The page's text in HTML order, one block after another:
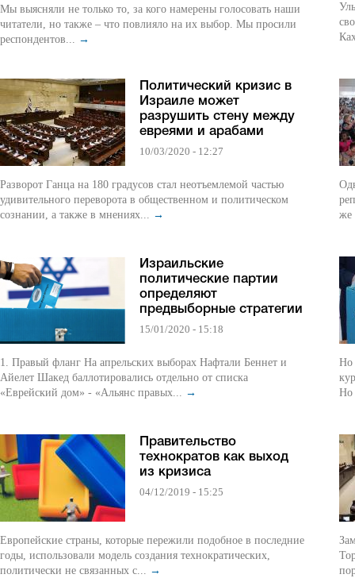
Мы выясняли не только то, за кого намерены голосовать наши
читатели, но также – что повлияло на их выбор. Мы просили
респондентов...
→
Политический кризис в
Израиле может
разрушить стену между
евреями и арабами
10/03/2020 - 12:27
Разворот Ганца на 180 градусов стал неотъемлемой частью
удивительного переворота в общественном и политическом
сознании, а также в мнениях... →
Израильские
политические партии
определяют
предвыборные стратегии
15/01/2020 - 15:18
1. Правый фланг На апрельских выборах Нафтали Беннет и
Айелет Шакед баллотировались отдельно от списка
«Еврейский дом» - «Альянс правых... →
Правительство
технократов как выход
из кризиса
04/12/2019 - 15:25
Европейские страны, которые пережили подобное в последние
годы, использовали модель создания технократических,
политически не связанных с... →
же
Но
Но